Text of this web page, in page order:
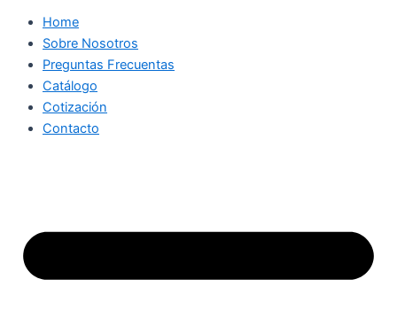
Home
Sobre Nosotros
Preguntas Frecuentas
Catálogo
Cotización
Contacto